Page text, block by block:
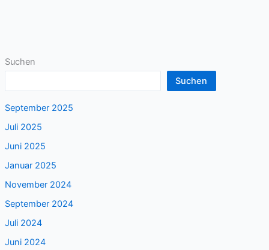
Suchen
Suchen
September 2025
Juli 2025
Juni 2025
Januar 2025
November 2024
September 2024
Juli 2024
Juni 2024